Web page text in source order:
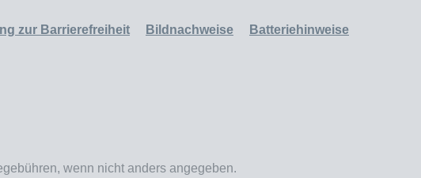
zur Barrierefreiheit Bildnachweise
Batteriehinweise
wenn nicht anders angegeben.